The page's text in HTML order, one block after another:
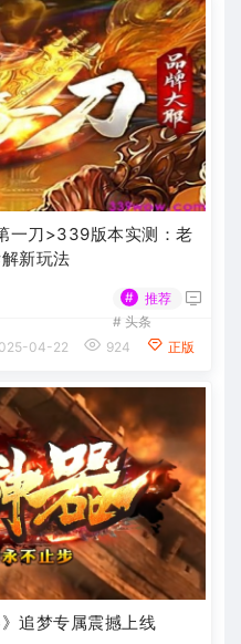
一刀>339版本实测：老
新玩法
#
推荐
# 头条
04-22 924 正版
追梦专属震撼上线